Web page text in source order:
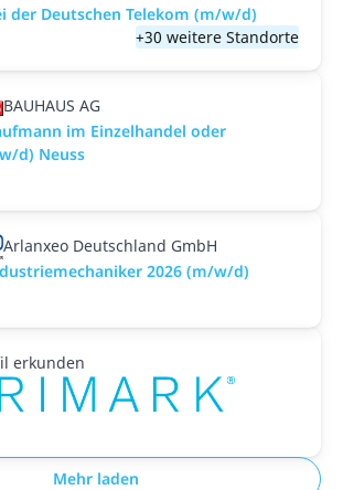
der Deutschen Telekom (m/w/d)
+30 weitere Standorte
BAUHAUS AG
im Einzelhandel oder
d) Neuss
Arlanxeo Deutschland GmbH
2026 (m/w/d)
erkunden
Mehr laden